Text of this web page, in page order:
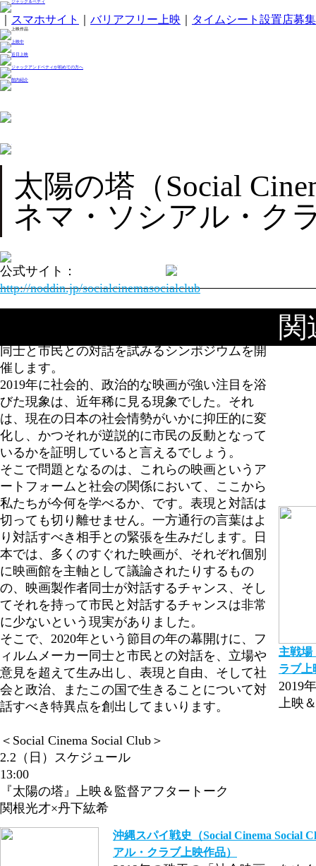
スマホサイト バリアフリー上映 タイムシート設置店募集
太陽の塔（Social
ネマ・ソシアル・ク
公式サイト：
http://noddin.jp/socialcinemasocialclub
同士と市民との対話を試みるシンポジウムを開
催します。
2019年に社会的、政治的な映画が強い注目を浴
びた現象は、近年稀に見る現象でした。それ
は、現在の日本の社会情勢がいかに抑圧的に変
化し、かつそれが逆説的に市民の反動となって
いるかを証明していると言えるでしょう。
そこで問題となるのは、これらの映画というア
ートフォームと社会の関係において、ここから
私たちが今何を学べるか、です。表現と対話は
切っても切り離せません。一方通行の言葉はよ
り対話すべき相手との緊張を生みだします。日
本では、多くのすぐれた映画が、それぞれ個別
に映画館を主軸として議論されたりするもの
の、映画製作者同士が対話するチャンス、そし
てそれを持って市民と対話するチャンスは非常
に少ないという現実がありました。
そこで、2020年という節目の年の幕開けに、フ
ィルムメーカー同士と市民との対話を、立場や
意見を超えて生み出し、表現と自由、そして社
会と政治、またこの国で生きることについて対
話すべき特異点を創出してまいります。
＜Social Cinema Social Club＞
2.2（日）スケジュール
13:00
『太陽の塔』上映＆監督アフタートーク
関根光才×丹下紘希
関
主戦場
ラブ上
2019
上映
沖縄スパイ戦史（Social Cinema Social
アル・クラブ上映作品）